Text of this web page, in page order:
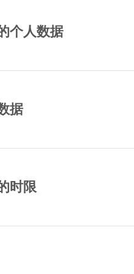
个人数据
据
时限